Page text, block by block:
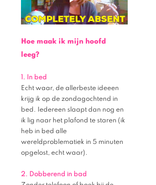
Hoe maak ik mijn hoofd
leeg?
1. In bed
Echt waar, de allerbeste ideeen
krijg ik op de zondagochtend in
bed. Iedereen slaapt dan nog en
ik lig naar het plafond te staren (ik
heb in bed alle
wereldproblematiek in 5 minuten
opgelost, echt waar).
2. Dobberend in bad